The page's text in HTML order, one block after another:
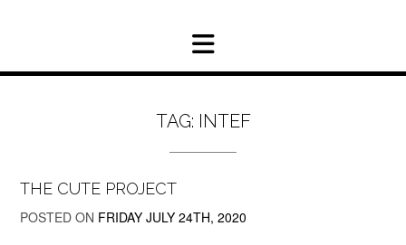
TAG: INTEF
THE CUTE PROJECT
POSTED ON FRIDAY JULY 24TH, 2020